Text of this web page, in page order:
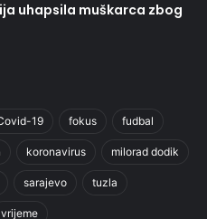
uhapsila muškarca zbog
19 fokus fudbal
koronavirus milorad dodik
sarajevo tuzla
vrijeme